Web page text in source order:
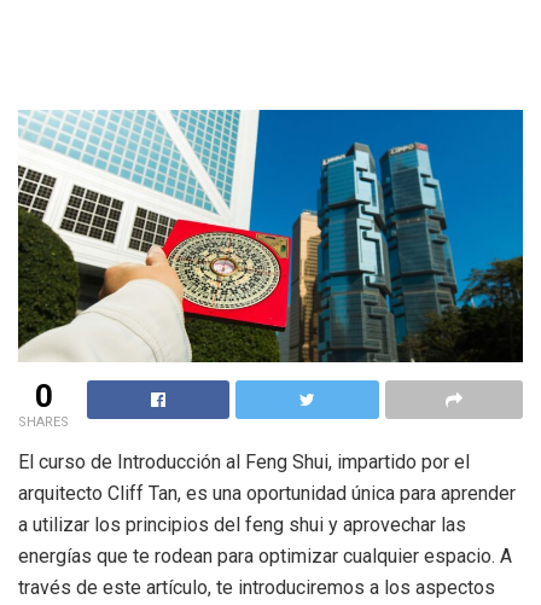
0
SHARES
El curso de Introducción al Feng Shui, impartido por el
arquitecto Cliff Tan, es una oportunidad única para aprender
a utilizar los principios del feng shui y aprovechar las
energías que te rodean para optimizar cualquier espacio. A
través de este artículo, te introduciremos a los aspectos